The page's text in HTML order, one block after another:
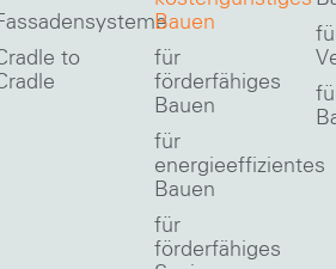
to
Bauen
für
förderfähiges
Bauen
für
energieeffizientes
Bauen
für
förderfähiges